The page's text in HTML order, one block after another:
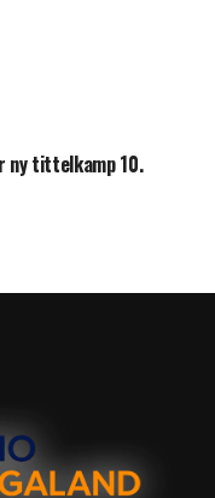
ny tittelkamp 10.